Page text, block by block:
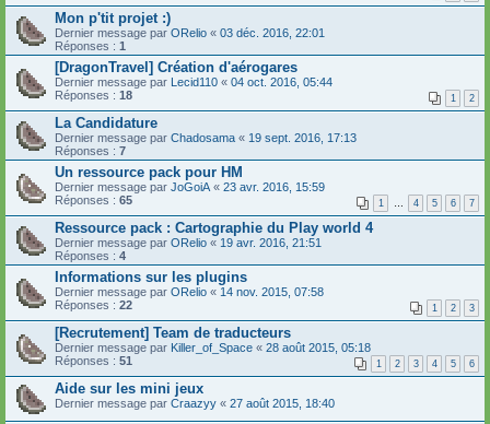
Mon p'tit projet :)
Dernier message par ORelio « 03 déc. 2016, 22:01
Réponses : 1
[DragonTravel] Création d'aérogares
Dernier message par Lecid110 « 04 oct. 2016, 05:44
Réponses : 18 1 2
La Candidature
Dernier message par Chadosama « 19 sept. 2016, 17:13
Réponses : 7
Un ressource pack pour HM
Dernier message par JoGoiA « 23 avr. 2016, 15:59
Réponses : 65 1 … 4 5 6 7
Ressource pack : Cartographie du Play world 4
Dernier message par ORelio « 19 avr. 2016, 21:51
Réponses : 4
Informations sur les plugins
Dernier message par ORelio « 14 nov. 2015, 07:58
Réponses : 22 1 2 3
[Recrutement] Team de traducteurs
Dernier message par Killer_of_Space « 28 août 2015, 05:18
Réponses : 51 1 2 3 4 5 6
Aide sur les mini jeux
Dernier message par Craazyy « 27 août 2015, 18:40